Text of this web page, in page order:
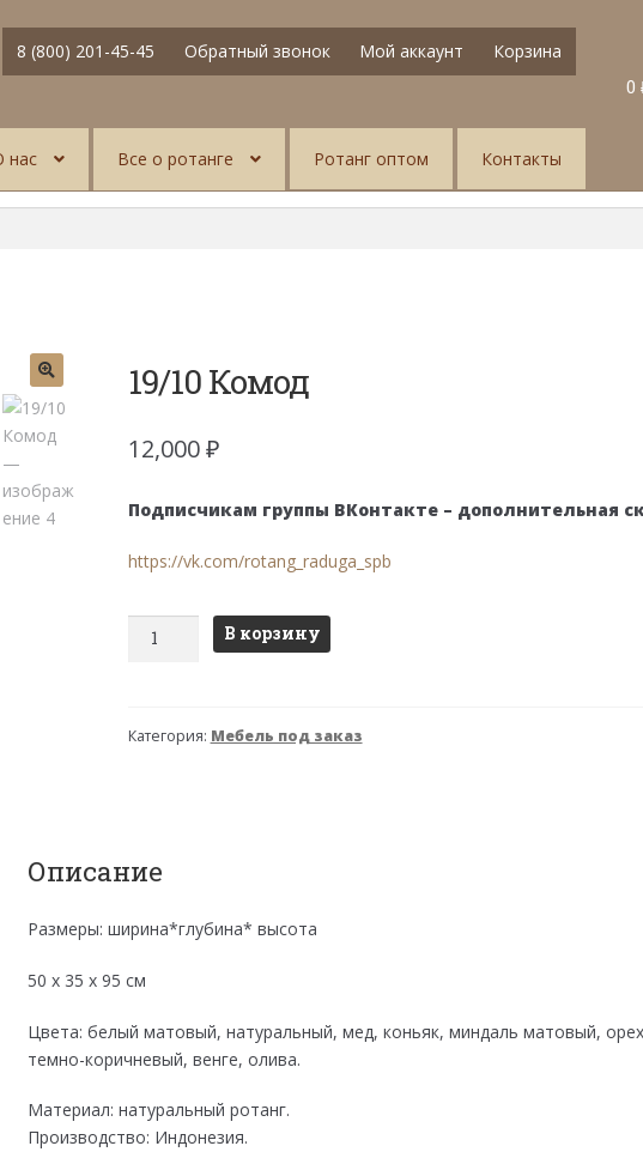
8 (800) 201-45-45 Обратный звонок Мой аккаунт
Корзина
0
нас Все о ротанге Ротанг оптом Контакты
19/10 Комод
12,000₽
Подписчикам группы ВКонтакте – дополнительная
https://vk.com/rotang_raduga_spb
Количество В корзину
Категория: Мебель под заказ
Описание
Размеры: ширина*глубина* высота
50 х 35 х 95 см
Цвета: белый матовый, натуральный, мед, коньяк, миндаль матовый,
темно-коричневый, венге, олива.
Материал: натуральный ротанг.
Производство: Индонезия.